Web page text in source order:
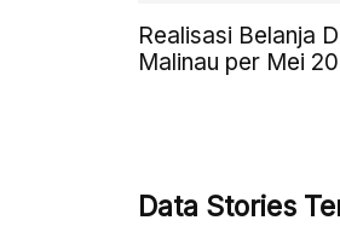
Realisasi Belanja
Malinau per Mei
Data Stories